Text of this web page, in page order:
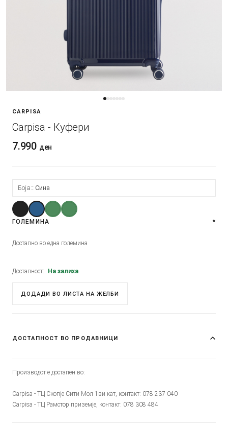
CARPISA
Carpisa - Куфери
7.990 ден
Боја: Сина
ГОЛЕМИНА *
Достапно во една големина
Достапност: На залиха
ДОДАДИ ВО ЛИСТА НА ЖЕЛБИ
ДОСТАПНОСТ ВО ПРОДАВНИЦИ
Производот е достапен во:
Carpisa - ТЦ Скопје Сити Мол 1ви кат, контакт: 078 237 040
Carpisa - ТЦ Рамстор приземје, контакт: 078 308 484